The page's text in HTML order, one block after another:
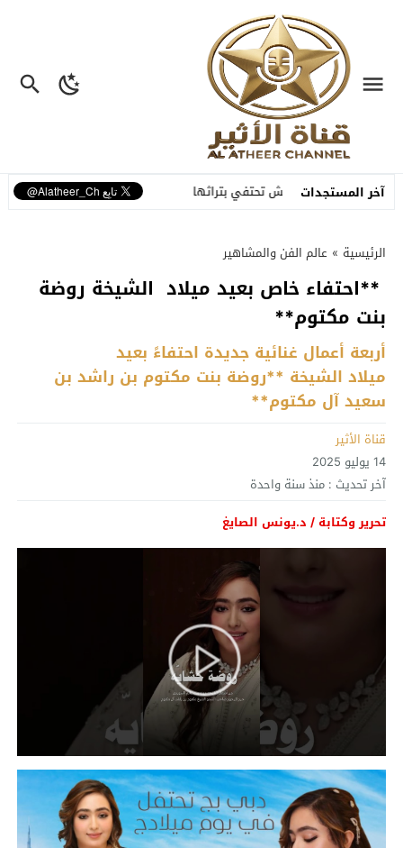
آخر المستجدات
مراكش تحتفي بتراثها الشعبي في افتتاح الدورة الـ55 للمهرجان الوطني للفنون الشعبية
الرئيسية » عالم الفن والمشاهير
**احتفاء خاص بعيد ميلاد الشيخة روضة
بنت مكتوم**
أربعة أعمال غنائية جديدة احتفاءً بعيد
ميلاد الشيخة **روضة بنت مكتوم بن راشد بن
سعيد آل مكتوم**
قناة الأثير
14 يوليو 2025
آخر تحديث : منذ سنة واحدة
تحرير وكتابة / د.يونس الصايغ